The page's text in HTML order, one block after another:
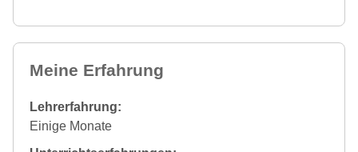
Meine Erfahrung
Lehrerfahrung:
Einige Monate